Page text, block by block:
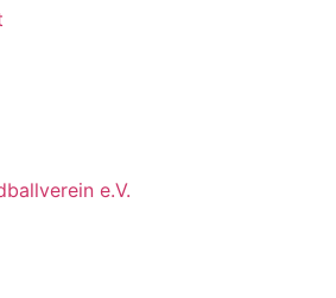
e.V.